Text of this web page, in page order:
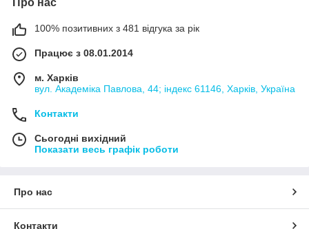
Про нас
100% позитивних з 481 відгука за рік
Працює з 08.01.2014
м. Харків
вул. Академіка Павлова, 44; індекс 61146, Харків, Україна
Контакти
Сьогодні вихідний
Показати весь графік роботи
Про нас
Контакти